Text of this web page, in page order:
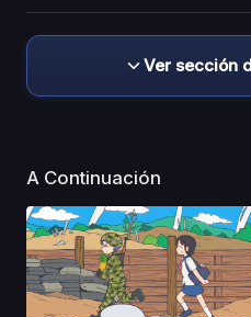
Ver sección
A Continuación